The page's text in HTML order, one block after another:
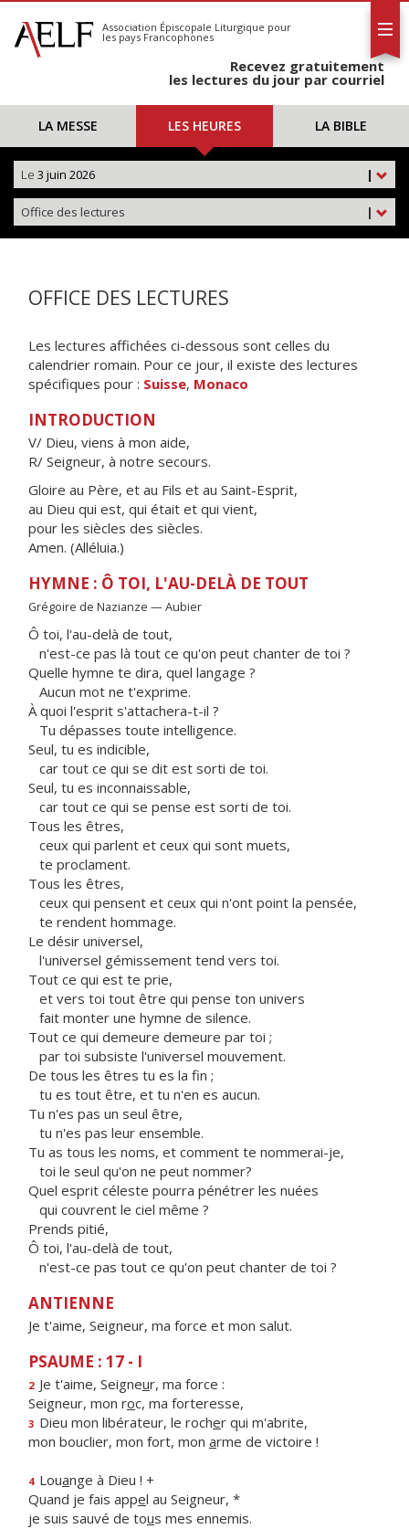
S'abonner
Calendrier
Association Épiscopale Liturgique pour
les pays Francophones
Recevez gratuitement
les lectures du jour par courriel
LA MESSE LES HEURES LA BIBLE
|
Le 3 juin 2026
|
Office des lectures
OFFICE DES LECTURES
Les lectures affichées ci-dessous sont celles du
calendrier romain. Pour ce jour, il existe des lectures
spécifiques pour : Suisse, Monaco
INTRODUCTION
V/ Dieu, viens à mon aide,
R/ Seigneur, à notre secours.
Gloire au Père, et au Fils et au Saint-Esprit,
au Dieu qui est, qui était et qui vient,
pour les siècles des siècles.
Amen. (Alléluia.)
HYMNE : Ô TOI, L'AU-DELÀ DE TOUT
Grégoire de Nazianze — Aubier
Ô toi, l'au-delà de tout,
n'est-ce pas là tout ce qu'on peut chanter de toi ?
Quelle hymne te dira, quel langage ?
Aucun mot ne t'exprime.
À quoi l'esprit s'attachera-t-il ?
Tu dépasses toute intelligence.
Seul, tu es indicible,
car tout ce qui se dit est sorti de toi.
Seul, tu es inconnaissable,
car tout ce qui se pense est sorti de toi.
Tous les êtres,
ceux qui parlent et ceux qui sont muets,
te proclament.
Tous les êtres,
ceux qui pensent et ceux qui n'ont point la pensée,
te rendent hommage.
Le désir universel,
l'universel gémissement tend vers toi.
Tout ce qui est te prie,
et vers toi tout être qui pense ton univers
fait monter une hymne de silence.
Tout ce qui demeure demeure par toi ;
par toi subsiste l'universel mouvement.
De tous les êtres tu es la fin ;
tu es tout être, et tu n'en es aucun.
Tu n'es pas un seul être,
tu n'es pas leur ensemble.
Tu as tous les noms, et comment te nommerai-je,
toi le seul qu'on ne peut nommer?
Quel esprit céleste pourra pénétrer les nuées
qui couvrent le ciel même ?
Prends pitié,
Ô toi, l'au-delà de tout,
n'est-ce pas tout ce qu'on peut chanter de toi ?
ANTIENNE
Je t'aime, Seigneur, ma force et mon salut.
PSAUME : 17 - I
2 Je t'aime, Seigneur, ma force :
Seigneur, mon roc, ma forteresse,
3 Dieu mon libérateur, le rocher qui m'abrite,
mon bouclier, mon fort, mon arme de victoire !
4 Louange à Dieu ! +
Quand je fais appel au Seigneur, *
je suis sauvé de tous mes ennemis.